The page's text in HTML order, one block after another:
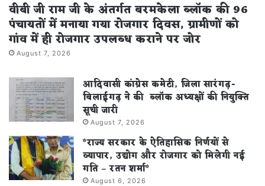
वीबी जी राम जी के अंतर्गत बरमकेला ब्लॉक की 96
पंचायतों में मनाया गया रोजगार दिवस, ग्रामीणों को
गांव में ही रोजगार उपलब्ध कराने पर जोर
August 7, 2026
आदिवासी कांग्रेस कमेटी, जिला सारंगढ़-
बिलाईगढ़ ने की ब्लॉक अध्यक्षों की नियुक्ति
सूची जारी
August 7, 2026
*राज्य सरकार के ऐतिहासिक निर्णयों से
व्यापार, उद्योग और रोजगार को मिलेगी नई
गति – रतन शर्मा*
August 6, 2026